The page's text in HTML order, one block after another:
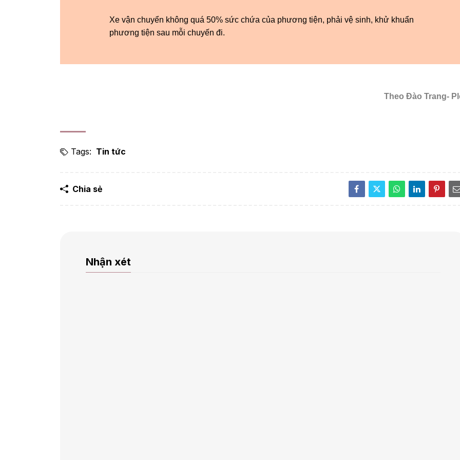
Xe vận chuyển không quá 50% sức chứa của phương tiện, phải vệ sinh, khử khuẩn
phương tiện sau mỗi chuyến đi.
Theo Đào Trang-
Tags: Tin tức
Chia sẻ
Nhận xét